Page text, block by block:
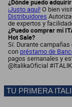
¿Dónde puedo
¡Justo aquí!O bien
Distribuidores
de expertos y
¿Puedo comprar mi
Hot Sale?
Sí. Durante
con préstamo de
pagos semanales y
@ItalikaOficial
TU PRIMERA